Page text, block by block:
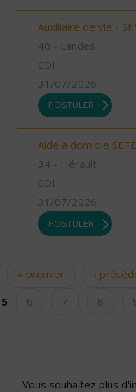
Auxiliaire de vie -
40 - Landes
CDI
31/07/2026
POSTULER
Aide à domicile
34 - Hérault
CDI
31/07/2026
POSTULER
Pages
« premier ‹
5
6 7 8
Vous souhaitez plus